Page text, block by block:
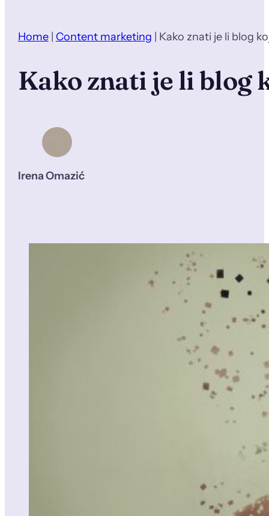
Home| Content marketing Kako znati je li blog
Kako znati je li blog
Irena Omazić